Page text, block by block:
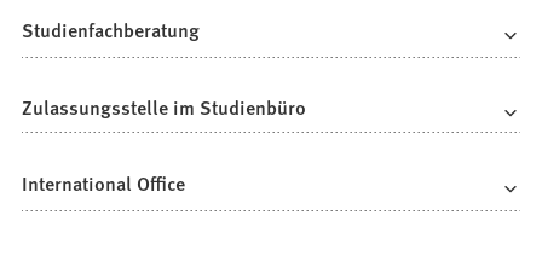
Studienfachberatung
Zulassungsstelle im Studienbüro
International Office